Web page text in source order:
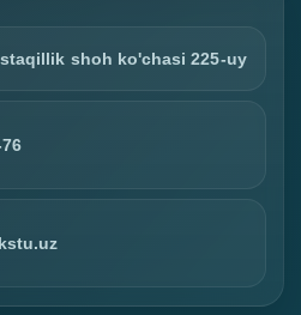
shoh ko'chasi 225-uy